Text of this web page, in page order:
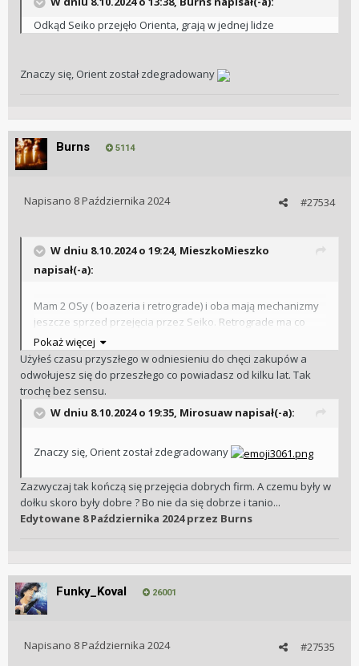
Odkąd Seiko przejęło Orienta, grają w jednej lidze
Znaczy się, Orient został zdegradowany
Burns 5114
#27534
Napisano 8 Października 2024
W dniu 8.10.2024 o 19:24, MieszkoMieszko
napisał(-a):
Mam 2 OSy ( boazeria i retrograde) i oba mają mechanizmy
jeszcze sprzed przejęcia przez Seiko. Retrograde ma co
prawda na deklu już Epson ale mechanizm jest z serii 46xxx
Pokaż więcej
Użyłeś czasu przyszłego w odniesieniu do chęci zakupów a
odwołujesz się do przeszłego co powiadasz od kilku lat. Tak
trochę bez sensu.
W dniu 8.10.2024 o 19:35, Mirosuaw napisał(-a):
Znaczy się, Orient został zdegradowany
Zazwyczaj tak kończą się przejęcia dobrych firm. A czemu były w
dołku skoro były dobre ? Bo nie da się dobrze i tanio...
Edytowane 8 Października 2024przez Burns
Funky_Koval 26001
#27535
Napisano 8 Października 2024